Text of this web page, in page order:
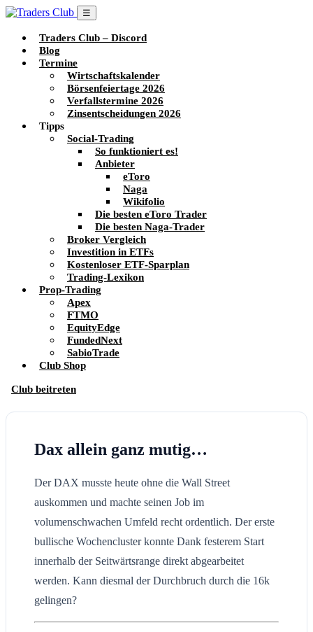
☰
Traders Club – Discord
Blog
Termine
Wirtschaftskalender
Börsenfeiertage 2026
Verfallstermine 2026
Zinsentscheidungen 2026
Tipps
Social-Trading
So funktioniert es!
Anbieter
eToro
Naga
Wikifolio
Die besten eToro Trader
Die besten Naga-Trader
Broker Vergleich
Investition in ETFs
Kostenloser ETF-Sparplan
Trading-Lexikon
Prop-Trading
Apex
FTMO
EquityEdge
FundedNext
SabioTrade
Club Shop
Club beitreten
Dax allein ganz mutig…
Der DAX musste heute ohne die Wall Street
auskommen und machte seinen Job im
volumenschwachen Umfeld recht ordentlich. Der erste
bullische Wochencluster konnte Dank festerem Start
innerhalb der Seitwärtsrange direkt abgearbeitet
werden. Kann diesmal der Durchbruch durch die 16k
gelingen?